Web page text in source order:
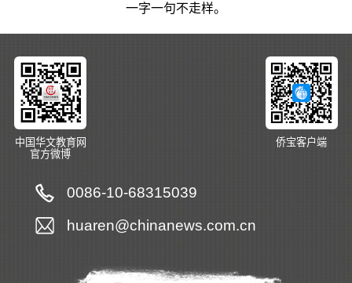
一字一句不走样。
中国华文教育网
官方微博
侨宝客户端
0086-10-68315039
huaren@chinanews.com.cn